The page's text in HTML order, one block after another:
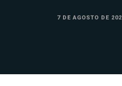
7 DE AGOSTO DE